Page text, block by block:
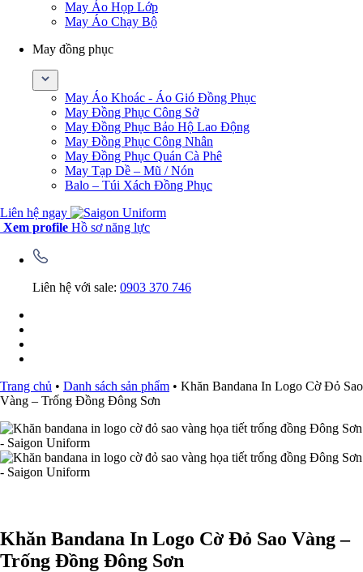
May Áo Họp Lớp
May Áo Chạy Bộ
May đồng phục
May Áo Khoác - Áo Gió Đồng Phục
May Đồng Phục Công Sở
May Đồng Phục Bảo Hộ Lao Động
May Đồng Phục Công Nhân
May Đồng Phục Quán Cà Phê
May Tạp Dề – Mũ / Nón
Balo – Túi Xách Đồng Phục
Liên hệ ngay
Xem profile Hồ sơ năng lực
Liên hệ với sale: 0903 370 746
Trang chủ • Danh sách sản phẩm • Khăn Bandana In Logo Cờ Đỏ Sao
Vàng – Trống Đồng Đông Sơn
Khăn Bandana In Logo Cờ Đỏ Sao Vàng –
Trống Đồng Đông Sơn